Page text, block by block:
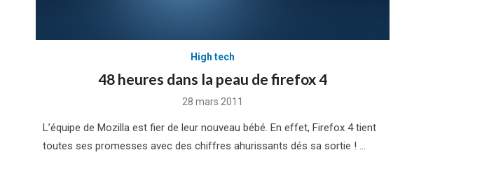
High tech
48 heures dans la peau de firefox 4
Posted
28 mars 2011
L’équipe de Mozilla est fier de leur nouveau bébé. En effet, Firefox 4 tient
toutes ses promesses avec des chiffres ahurissants dés sa sortie ! …